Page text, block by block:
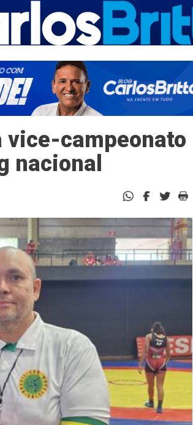
campeonato
nacional